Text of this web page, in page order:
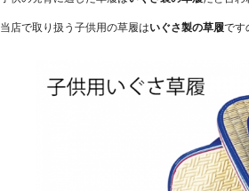
当店で取り扱う子供用の草履はいぐさ製の草履です